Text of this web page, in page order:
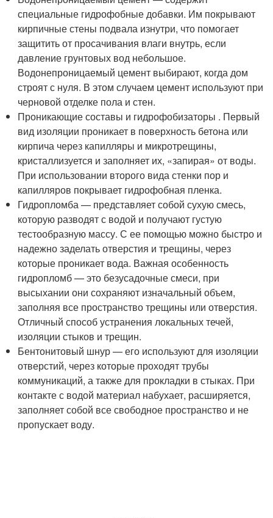
специальные гидрофобные добавки. Им покрывают
кирпичные стены подвала изнутри, что помогает
защитить от просачивания влаги внутрь, если
давление грунтовых вод небольшое.
Водонепроницаемый цемент выбирают, когда дом
строят с нуля. В этом случаем цемент используют при
черновой отделке пола и стен.
Проникающие составы и гидрофобизаторы . Первый
вид изоляции проникает в поверхность бетона или
кирпича через капилляры и микротрещины,
кристаллизуется и заполняет их, «запирая» от воды.
При использовании второго вида стенки пор и
капилляров покрывает гидрофобная пленка.
Гидропломба — представляет собой сухую смесь,
которую разводят с водой и получают густую
тестообразную массу. С ее помощью можно быстро и
надежно заделать отверстия и трещины, через
которые проникает вода. Важная особенность
гидропломб — это безусадочные смеси, при
высыхании они сохраняют изначальный объем,
заполняя все пространство трещины или отверстия.
Отличный способ устранения локальных течей,
изоляции стыков и трещин.
Бентонитовый шнур — его используют для изоляции
отверстий, через которые проходят трубы
коммуникаций, а также для прокладки в стыках. При
контакте с водой материал набухает, расширяется,
заполняет собой все свободное пространство и не
пропускает воду.